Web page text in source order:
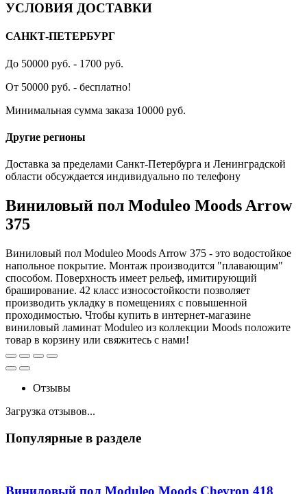
УСЛОВИЯ ДОСТАВКИ
САНКТ-ПЕТЕРБУРГ
До 50000 руб. - 1700 руб.
От 50000 руб. - бесплатно!
Минимальная сумма заказа 10000 руб.
Другие регионы
Доставка за пределами Санкт-Петербурга и Ленинградской
области обсуждается индивидуально по телефону
Виниловый пол Moduleo Moods Arrow
375
Виниловый пол Moduleo Moods Arrow 375 - это водостойкое
напольное покрытие. Монтаж производится "плавающим"
способом. Поверхность имеет рельеф, имитирующий
браширование. 42 класс износостойкости позволяет
производить укладку в помещениях с повышенной
проходимостью. Чтобы купить в интернет-магазине
виниловый ламинат Moduleo из коллекции Moods положите
товар в корзину или свяжитесь с нами!
Отзывы
Загрузка отзывов...
Популярные в разделе
Виниловый пол Moduleo Moods Chevron 418